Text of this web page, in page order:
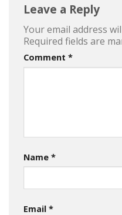
Leave a Reply
Your email address
Required fields are
Comment *
Name *
Email *